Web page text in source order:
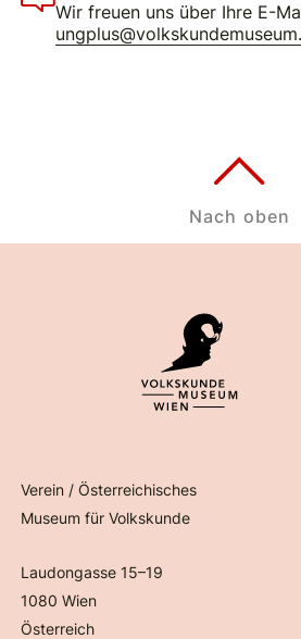
Wir freuen uns über Ihre E-
Verein / Österreichisches
Museum für Volkskunde
Laudongasse 15–19
1080 Wien
Österreich
Nach oben